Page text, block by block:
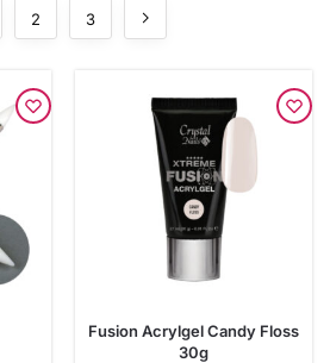
2 3
Fusion Acrylgel Candy Floss
30g